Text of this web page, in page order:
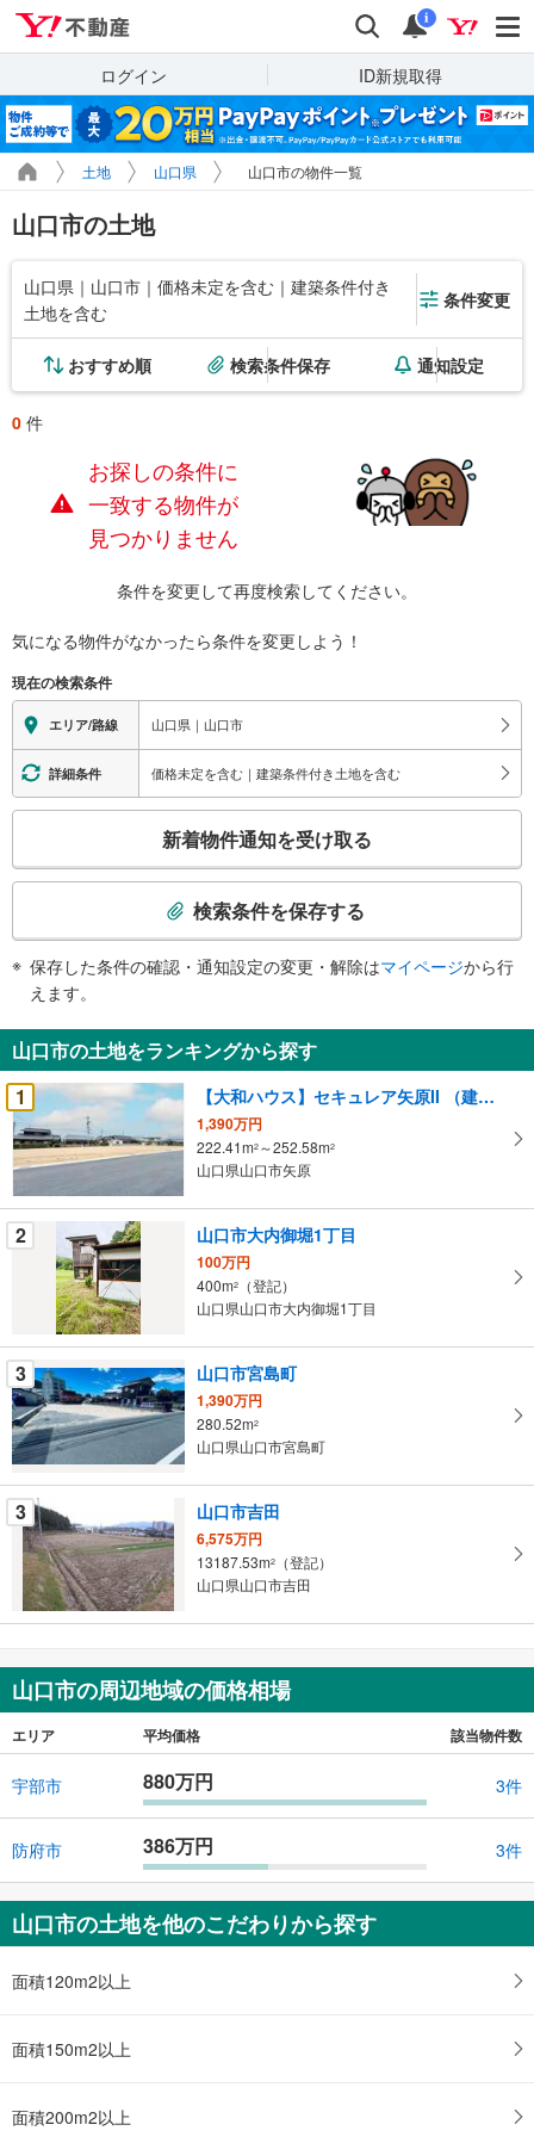
検索 通知
i
ログイン ID新規取得
土地 山口県 山口市の物件一覧
山口市の土地
山口県｜山口市｜価格未定を含む｜建築条件付き
土地を含む
条件変更
おすすめ順 検索条件保存 通知設定
0 件
お探しの条件に
一致する物件が
見つかりません
条件を変更して再度検索してください。
気になる物件がなかったら条件を変更しよう！
現在の検索条件
エリア/路線 山口県｜山口市
詳細条件 価格未定を含む｜建築条件付き土地を含む
検
知
を
受
け
取
る
条
件
ペ
ー
ジ
に
保
す
る
新着物件通知を受け取る
検索条件を保存する
保存した条件の確認・通知設定の変更・解除はマイページから行
えます。
山口市の土地をランキングから探す
1
【大和ハウス】セキュレア矢原II （建築条件付宅地分譲）
1,390万円
222.41m2 ～252.58m2
山口県山口市矢原
2 山口市大内御堀1丁目
100万円
400m2
（登記）
山口県山口市大内御堀1丁目
3 山口市宮島町
1,390万円
280.52m2
山口県山口市宮島町
3 山口市吉田
6,575万円
13187.53m2
（登記）
山口県山口市吉田
山口市の周辺地域の価格相場
エリア 平均価格 該当物件数
宇部市 880万円 3件
防府市 386万円 3件
山口市の土地を他のこだわりから探す
面積120m2以上
面積150m2以上
面積200m2以上